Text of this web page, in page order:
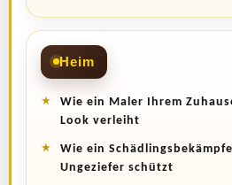
Heim
Wie ein Maler Ihrem
Look verleiht
Wie ein
Ungeziefer schützt